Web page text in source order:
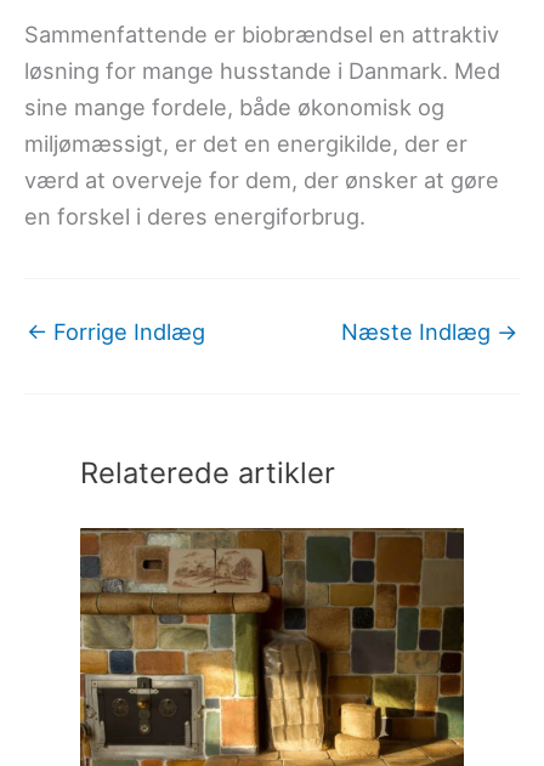
Sammenfattende er biobrændsel en attraktiv
løsning for mange husstande i Danmark. Med
sine mange fordele, både økonomisk og
miljømæssigt, er det en energikilde, der er
værd at overveje for dem, der ønsker at gøre
en forskel i deres energiforbrug.
← Forrige Indlæg Næste Indlæg →
Relaterede artikler